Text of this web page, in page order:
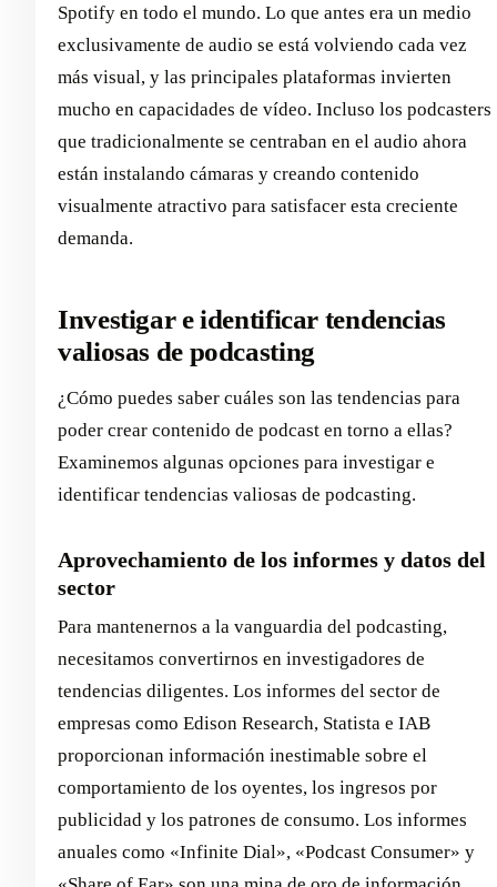
Spotify en todo el mundo. Lo que antes era un medio
exclusivamente de audio se está volviendo cada vez
más visual, y las principales plataformas invierten
mucho en capacidades de vídeo. Incluso los podcasters
que tradicionalmente se centraban en el audio ahora
están instalando cámaras y creando contenido
visualmente atractivo para satisfacer esta creciente
demanda.
Investigar e identificar tendencias
valiosas de podcasting
¿Cómo puedes saber cuáles son las tendencias para
poder crear contenido de podcast en torno a ellas?
Examinemos algunas opciones para investigar e
identificar tendencias valiosas de podcasting.
Aprovechamiento de los informes y datos del
sector
Para mantenernos a la vanguardia del podcasting,
necesitamos convertirnos en investigadores de
tendencias diligentes. Los informes del sector de
empresas como Edison Research, Statista e IAB
proporcionan información inestimable sobre el
comportamiento de los oyentes, los ingresos por
publicidad y los patrones de consumo. Los informes
anuales como «Infinite Dial», «Podcast Consumer» y